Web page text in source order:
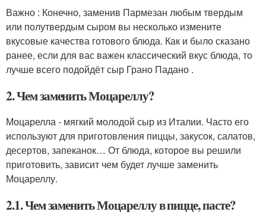
Важно : Конечно, заменив Пармезан любым твердым
или полутвердым сыром вы несколько измените
вкусовые качества готового блюда. Как и было сказано
ранее, если для вас важен классический вкус блюда, то
лучше всего подойдёт сыр Грано Падано .
2. Чем заменить Моцареллу?
Моцарелла - мягкий молодой сыр из Италии. Часто его
используют для приготовления пиццы, закусок, салатов,
десертов, запеканок… От блюда, которое вы решили
приготовить, зависит чем будет лучше заменить
Моцареллу.
2.1. Чем заменить Моцареллу в пицце, пасте?